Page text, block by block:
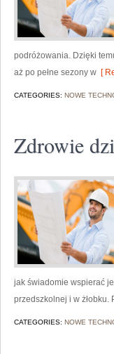
podróżowania. Dzięki
aż po pełne sezony w [
CATEGORIES: NOWE
Zdrowie
jak świadomie wspierać
przedszkolnej i w żłobku.
CATEGORIES: NOWE